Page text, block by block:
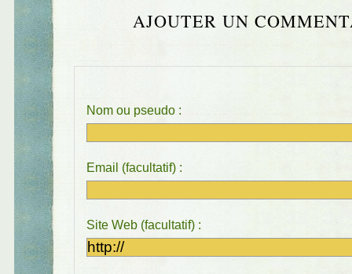
AJOUTER UN
Nom ou pseudo :
Email (facultatif) :
Site Web (facultatif) :